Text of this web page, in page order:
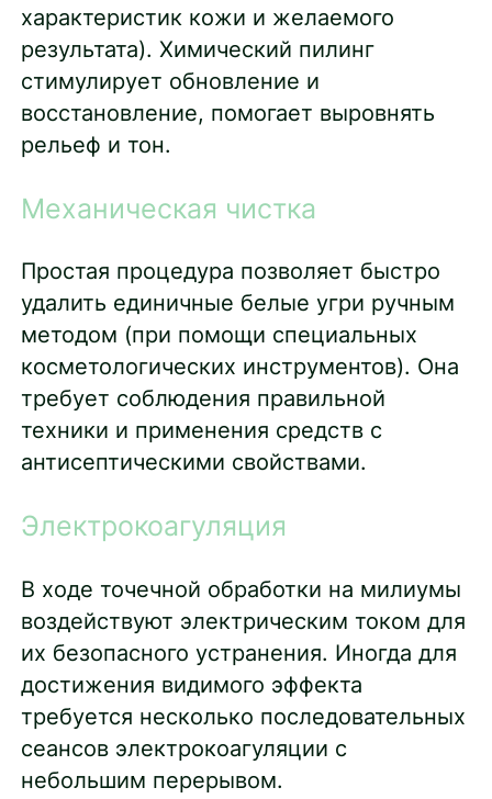
характеристик кожи и желаемого
результата). Химический пилинг
стимулирует обновление и
восстановление, помогает выровнять
рельеф и тон.
Механическая чистка
Простая процедура позволяет быстро
удалить единичные белые угри ручным
методом (при помощи специальных
косметологических инструментов). Она
требует соблюдения правильной
техники и применения средств с
антисептическими свойствами.
Электрокоагуляция
В ходе точечной обработки на милиумы
воздействуют электрическим током для
их безопасного устранения. Иногда для
достижения видимого эффекта
требуется несколько последовательных
сеансов электрокоагуляции с
небольшим перерывом.